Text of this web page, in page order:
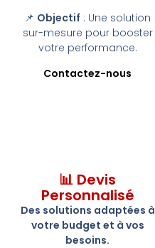
📌 Objectif : Une solution
sur-mesure pour booster
votre performance.
Contactez-nous
📊 Devis
Personnalisé
Des solutions adaptées à
votre budget et à vos
besoins.